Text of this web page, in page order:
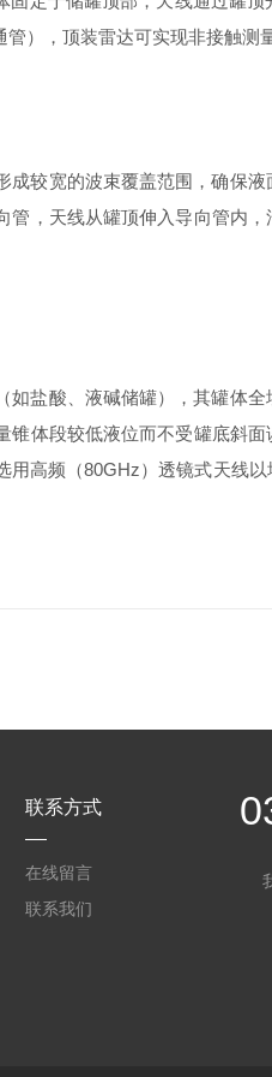
），顶装雷达可实现非接触测
宽的波束覆盖范围，确保
，天线从罐顶伸入导向管内
酸、液碱储罐），其罐体
体段较低液位而不受罐底斜
高频（80GHz）透镜式天线
联系方式
在线留言
联系我们